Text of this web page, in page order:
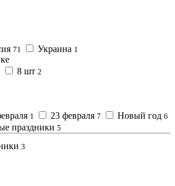
71 Украина 1
8 шт 2
1 23 февраля 7 Новый год 6
праздники 5
3